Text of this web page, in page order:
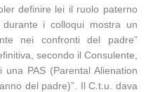
definire lei il ruolo paterno
i colloqui mostra un
nei confronti del padre”
secondo il Consulente,
una PAS (Parental Alienation
del padre)”. Il C.t.u. dava